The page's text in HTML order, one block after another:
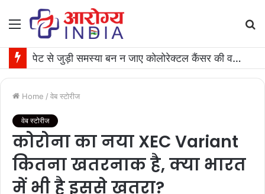
Menu
पेट से जुड़ी समस्या बन न जाए कोलोरेक्टल कैंसर की वजह, जान लीजिए टेस्ट कराने का समय
Home / वेब स्टोरीज
वेब स्टोरीज
कोरोना का नया XEC Variant
कितना खतरनाक है, क्या भारत
में भी है इससे खतरा?